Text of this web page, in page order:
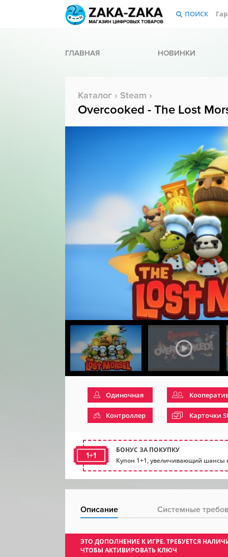
ПОИСК
ГЛАВНАЯ НОВИНКИ
Каталог › Steam ›
Overcooked - The Lost
Одиночная
Контроллер Карточки
1+1
БОНУС ЗА ПОКУПКУ
Купон 1+1, увеличивающий шансы
Описание Системные
ЭТО ДОПОЛНЕНИЕ К ИГРЕ. ТРЕБУЕТСЯ
ЧТОБЫ АКТИВИРОВАТЬ КЛЮЧ